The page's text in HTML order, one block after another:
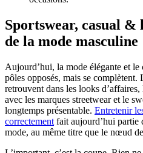
Sportswear, casual
de la mode masculine
Aujourd’hui, la mode élégante et le
pôles opposés, mais se complètent.
retrouvent dans les looks
avec les marques streetwear et le
longtemps présentable. Entretenir
correctement fait aujourd’hui partie
mode, au même titre que le nœud